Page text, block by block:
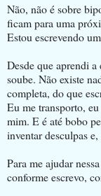
Não, não é sobre
ficam para uma
Estou escrevendo
Desde que aprendi a
soube. Não existe
completa, do que
Eu me transporto,
mim. E é até bobo
inventar desculpas
Para me ajudar
conforme escrevo,